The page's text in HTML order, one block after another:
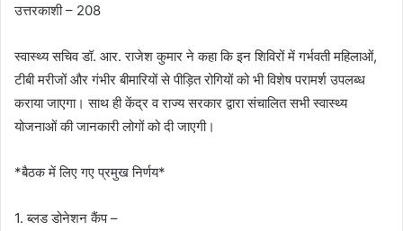
उत्तरकाशी – 208
स्वास्थ्य सचिव डॉ. आर. राजेश कुमार ने कहा कि इन शिविरों में गर्भवती महिलाओं,
टीबी मरीजों और गंभीर बीमारियों से पीड़ित रोगियों को भी विशेष परामर्श उपलब्ध
कराया जाएगा। साथ ही केंद्र व राज्य सरकार द्वारा संचालित सभी स्वास्थ्य
योजनाओं की जानकारी लोगों को दी जाएगी।
*बैठक में लिए गए प्रमुख निर्णय*
1. ब्लड डोनेशन कैंप –